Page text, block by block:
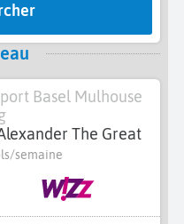
Basel Mulhouse
The Great
semaine